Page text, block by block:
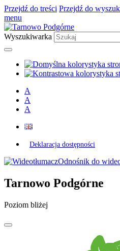
Przejdź do treści Przejdź do
menu
Wyszukiwarka
A
A
A
Deklaracja dostępności
Odnośnik do
Tarnowo Podgórne
Poziom bliżej